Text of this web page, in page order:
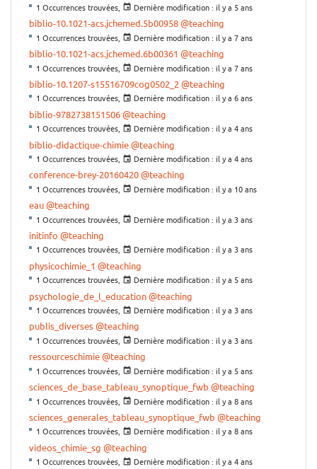
1 Occurrences trouvées, Dernière modification : il y a 5 ans
biblio-10.1021-acs.jchemed.5b00958@teaching
1 Occurrences trouvées, Dernière modification : il y a 7 ans
biblio-10.1021-acs.jchemed.6b00361 @teaching
1 Occurrences trouvées, Dernière modification : il y a 7 ans
biblio-10.1207-s15516709cog0502_2 @teaching
1 Occurrences trouvées, Dernière modification : il y a 6 ans
biblio-9782738151506@teaching
1 Occurrences trouvées, Dernière modification : il y a 4 ans
biblio-didactique-chimie@teaching
1 Occurrences trouvées, Dernière modification : il y a 4 ans
conference-brey-20160420@teaching
1 Occurrences trouvées, Dernière modification : il y a 10 ans
eau@teaching
1 Occurrences trouvées, Dernière modification : il y a 3 ans
initinfo @teaching
1 Occurrences trouvées, Dernière modification : il y a 3 ans
physicochimie_1 @teaching
1 Occurrences trouvées, Dernière modification : il y a 5 ans
psychologie_de_l_education@teaching
1 Occurrences trouvées, Dernière modification : il y a 3 ans
publis_diverses@teaching
1 Occurrences trouvées, Dernière modification : il y a 3 ans
ressourceschimie@teaching
1 Occurrences trouvées, Dernière modification : il y a 5 ans
sciences_de_base_tableau_synoptique_fwb @teaching
1 Occurrences trouvées, Dernière modification : il y a 8 ans
sciences_generales_tableau_synoptique_fwb @teaching
1 Occurrences trouvées, Dernière modification : il y a 8 ans
videos_chimie_sg @teaching
1 Occurrences trouvées, Dernière modification : il y a 4 ans